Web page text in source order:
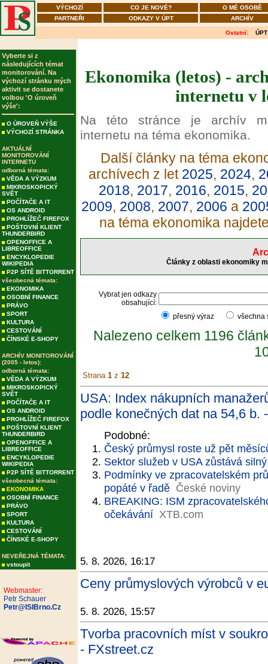
VÝCHOZÍ CO JE NOVÉ?
O MÉ OSOBĚ
PARTNEŘI
ODKAZY V ÚPT ARCHÍV
Ostatní: ÚPT
Vyberte si z
následujících témat
monitorování. Na
výchozí stránku mých
aktivit se dostanete
volbou 'O úroveň
výše':
O ÚROVEŇ VÝŠE
VÝCHOZÍ STRÁNKA
AKTUÁLNÍ
MONITOROVÁNÍ
INTERNETU
odborná témata:
VĚDA A VÝZKUM
MIKROSKOPICKÝ
SVĚT
POČÍTAČE A IT
OS ANDROID
PROHLÍŽEČ FIREFOX
POŠTOVNÍ KLIENT
THUNDERBIRD
OPENOFFICE A
LIBREOFFICE
ENCYKLOPEDIE
WIKIPEDIA
P2P SÍTĚ BITTORRENT
všeobecná témata:
EKONOMIKA
OSOBNÍ FINANCE
PRÁVO
SPORT
KULTURA
CESTOVÁNÍ
ČÍNSKÉ E-SHOPY
ARCHÍV MONITOROVÁNÍ
(2005 - letos):
odborná témata:
VĚDA A VÝZKUM
MIKROSKOPICKÝ
SVĚT
POČÍTAČE A IT
OS ANDROID
PROHLÍŽEČ FIREFOX
POŠTOVNÍ KLIENT
THUNDERBIRD
OPENOFFICE A
LIBREOFFICE
ENCYKLOPEDIE
WIKIPEDIA
P2P SÍTĚ BITTORRENT
všeobecná témata:
EKONOMIKA
OSOBNÍ FINANCE
PRÁVO
SPORT
KULTURA
CESTOVÁNÍ
ČÍNSKÉ E-SHOPY
NEVEŘEJNÁ TÉMATA:
vstoupit
Webmaster:
Petr Schauer
Petr@ISIBrno.Cz
Ekonomika (letos) -
internetu v
Na této stránce je archív
internetu na téma ekonomika.
Další články na téma
archívech z let 2025, 2024,
2018, 2017, 2016, 2015,
2009, 2008, 2007, 2006 a
na téma ekonomika
Články z oblasti ekonomiky
Vybrat jen odkazy
obsahující:
přesný výraz
Nalezeno celkem 1196
Strana 1 z 12
USA: Index nákupních
podle konečných dat na 54,6 b.
Podobné:
Český průmysl roste už pět
Sektor služeb v USA zůstává
Podmínky ve zpracovatelském
popáté v řadě České noviny
BREAKING: ISM
očekávání XTB.com
5. 8. 2026, 16:17
Ceny průmyslových výrobců v
5. 8. 2026, 15:57
Tvorba pracovních míst v
- FXstreet.cz